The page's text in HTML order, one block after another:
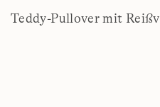
Teddy-Pullover mit